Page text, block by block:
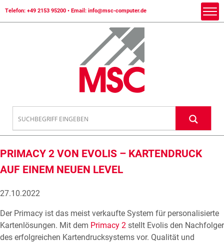
Telefon: +49 2153 95200 • Email: info@msc-computer.de
PRIMACY 2 VON EVOLIS – KARTENDRUCK
AUF EINEM NEUEN LEVEL
27.10.2022
Der Primacy ist das meist verkaufte System für personalisierte
Kartenlösungen. Mit dem Primacy 2 stellt Evolis den Nachfolger
des erfolgreichen Kartendrucksystems vor. Qualität und